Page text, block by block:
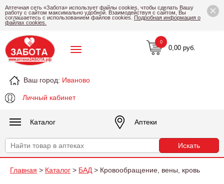
×
Аптечная сеть «Забота» использует файлы cookies, чтобы сделать Вашу
работу с сайтом максимально удобной. Взаимодействуя с сайтом, Вы
соглашаетесь с использованием файлов cookies. Подробная информация о
файлах cookies.
Ваш город: Иваново
Личный кабинет
0,00 руб.
0
Каталог Аптеки
Главная > Каталог > БАД > Кровообращение, вены, кровь